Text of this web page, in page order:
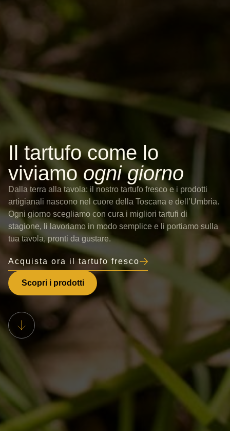
Il tartufo come lo
viviamoogni giorno
Dalla terra alla tavola: il nostro tartufo fresco e i prodotti
artigianali nascono nel cuore della Toscana e dell’Umbria.
Ogni giorno scegliamo con cura i migliori tartufi di
stagione, li lavoriamo in modo semplice e li portiamo sulla
tua tavola, pronti da gustare.
Scopri i prodotti
Acquista ora il tartufo fresco